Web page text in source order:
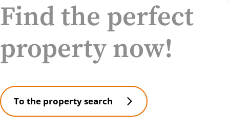
Find the perfect
property now!
To the property search